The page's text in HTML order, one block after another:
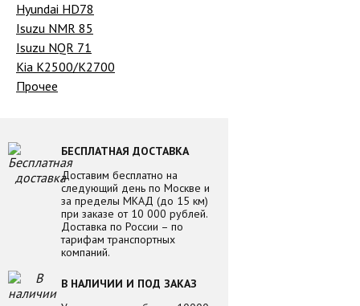
Hyundai HD78
Isuzu NMR 85
Isuzu NQR 71
Kia K2500/K2700
Прочее
БЕСПЛАТНАЯ ДОСТАВКА
Доставим бесплатно на
следующий день по Москве и
за пределы МКАД (до 15 км)
при заказе от 10 000 рублей.
Доставка по России – по
тарифам транспортных
компаний.
В НАЛИЧИИ И ПОД ЗАКАЗ